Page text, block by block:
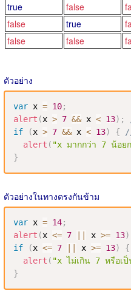
true
false
false
true
false
false
ตัวอย่าง
var x = 10;
alert (x > 7 && x < 13) ;
if
(x > 7 && x < 13) {
alert ( "x มากกว่า 7 น้อย
}
ตัวอย่างในทางตรงกันข้าม
var x = 14;
alert (x <= 7 x >= 13)
if
(x <= 7 x >= 13) {
alert ( "x ไม่เกิน 7 หรือเ
}